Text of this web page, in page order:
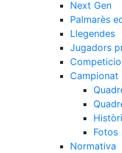
Next Gen
Palmarès
Llegendes
Jugadors
Campionat
Fotos
Normativa